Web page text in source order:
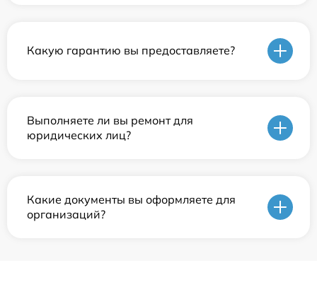
Какую гарантию вы предоставляете?
Выполняете ли вы ремонт для
юридических лиц?
Какие документы вы оформляете для
организаций?